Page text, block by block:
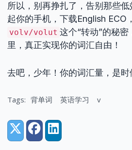
所以，别再挣扎了，告别那些
起你的手机，下载English ECO
volv/volut 这个“转动”的秘
里，真正实现你的词汇自由！
去吧，少年！你的词汇量，是时
Tags: 背单词 英语学习 v
Share:
X (Twitter)
FacebookLinkedIn